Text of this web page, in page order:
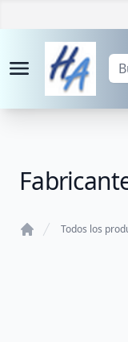
Todos los